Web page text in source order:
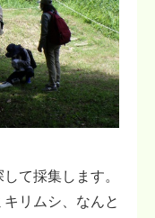
て採集します。
リムシ、なんと